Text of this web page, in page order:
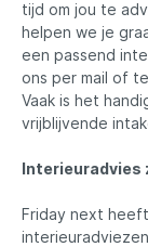
tijd om jou te
helpen we je
een passend
ons per mail of
Vaak is het
vrijblijvende
Interieuradvies
Friday next